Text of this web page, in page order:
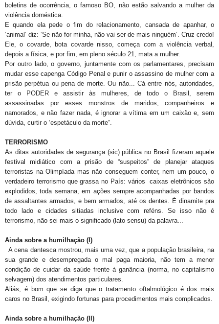
boletins de ocorrência, o famoso BO, não estão salvando a mulher da
violência doméstica.
E quando ela pede o fim do relacionamento, cansada de apanhar, o
‘animal’ diz: ‘Se não for minha, não vai ser de mais ninguém’. Cruz credo!
Ele, o covarde, bota covarde nisso, começa com a violência verbal,
depois a física, e por fim, em pleno século 21, mata a mulher.
Por outro lado, o governo, juntamente com os parlamentares, precisam
mudar esse capenga Código Penal e punir o assassino de mulher com a
prisão perpétua ou pena de morte. Ou não... Cá entre nós, autoridades,
ter o PODER e assistir às mulheres, de todo o Brasil, serem
assassinadas por esses monstros de maridos, companheiros e
namorados, e não fazer nada, é ignorar a vítima em um caixão e, sem
dúvida, curtir o ‘espetáculo da morte”.
TERRORISMO
As ditas autoridades de segurança (sic) pública no Brasil fizeram aquele
festival midiático com a prisão de “suspeitos” de planejar ataques
terroristas na Olimpíada mas não conseguem conter, nem um pouco, o
verdadeiro terrorismo que grassa no País: vários caixas eletrônicos são
explodidos, toda semana, em ações sempre acompanhadas por bandos
de assaltantes armados, e bem armados, até os dentes. É dinamite pra
todo lado e cidades sitiadas inclusive com reféns. Se isso não é
terrorismo, não sei mais o significado (lato sensu) da palavra...
Ainda sobre a humilhação (I)
A cena dantesca mostrou, mais uma vez, que a população brasileira, na
sua grande e desempregada o mal paga maioria, não tem a menor
condição de cuidar da saúde frente à ganância (norma, no capitalismo
selvagem) dos atendimentos particulares.
Aliás, é bom que se diga que o tratamento oftalmológico é dos mais
caros no Brasil, exigindo fortunas para procedimentos mais complicados.
Ainda sobre a humilhação (II)